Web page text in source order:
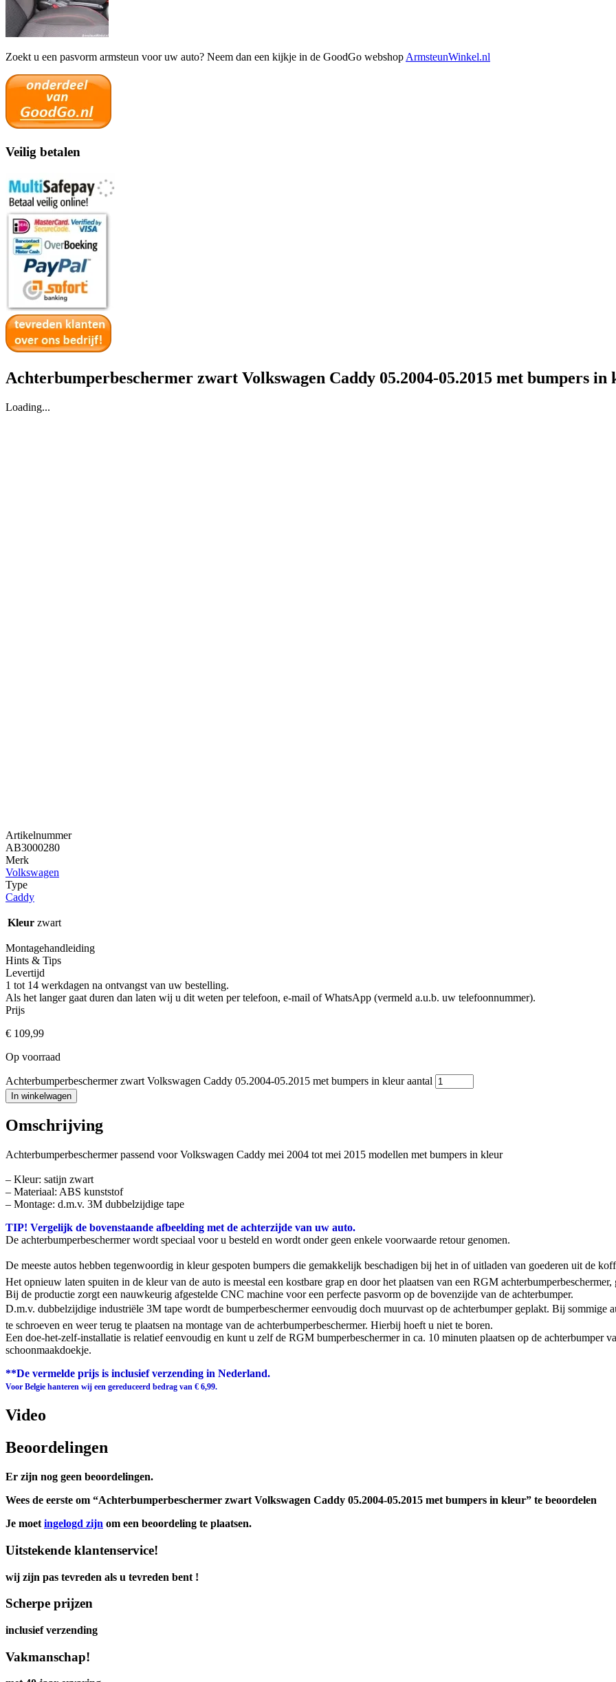
Zoekt u een pasvorm armsteun voor uw auto? Neem dan een kijkje in de GoodGo webshop ArmsteunWinkel.nl
Veilig betalen
Achterbumperbeschermer zwart Volkswagen Caddy 05.2004-05.2015 met bumpers in
Loading...
Artikelnummer
AB3000280
Merk
Volkswagen
Type
Caddy
Kleur zwart
Montagehandleiding
Hints & Tips
Levertijd
1 tot 14 werkdagen na ontvangst van uw bestelling.
Als het langer gaat duren dan laten wij u dit weten per telefoon, e-mail of WhatsApp (vermeld a.u.b. uw telefoonnummer).
Prijs
€ 109,99
Op voorraad
Achterbumperbeschermer zwart Volkswagen Caddy 05.2004-05.2015 met bumpers in kleur aantal
In winkelwagen
Omschrijving
Achterbumperbeschermer passend voor Volkswagen Caddy mei 2004 tot mei 2015 modellen met bumpers in kleur
– Kleur: satijn zwart
– Materiaal: ABS kunststof
– Montage: d.m.v. 3M dubbelzijdige tape
TIP! Vergelijk de bovenstaande afbeelding met de achterzijde van uw auto.
De achterbumperbeschermer wordt speciaal voor u besteld en wordt onder geen enkele voorwaarde retour genomen.
De meeste autos hebben tegenwoordig in kleur gespoten bumpers die gemakkelijk beschadigen bij het in of uitladen van goederen uit de
Het opnieuw laten spuiten in de kleur van de auto is meestal een kostbare grap en door het plaatsen van een RGM
Bij de productie zorgt een nauwkeurig afgestelde CNC machine voor een perfecte pasvorm op de bovenzijde van de achterbumper.
D.m.v. dubbelzijdige industriële 3M tape wordt de bumperbeschermer eenvoudig doch muurvast op de achterbumper geplakt. Bij sommige
te schroeven en weer terug te plaatsen na montage van de achterbumperbeschermer. Hierbij hoeft u niet te boren.
Een doe-het-zelf-installatie is relatief eenvoudig en kunt u zelf de RGM bumperbeschermer in ca. 10 minuten plaatsen op de achterbumper
schoonmaakdoekje.
**De vermelde prijs is inclusief verzending in Nederland.
Voor Belgie hanteren wij een gereduceerd bedrag van € 6,99.
Video
Beoordelingen
Er zijn nog geen beoordelingen.
Wees de eerste om “Achterbumperbeschermer zwart Volkswagen Caddy 05.2004-05.2015 met bumpers in kleur” te beoordelen
Je moet ingelogd zijn om een beoordeling te plaatsen.
Uitstekende klantenservice!
wij zijn pas tevreden als u tevreden bent !
Scherpe prijzen
inclusief verzending
Vakmanschap!